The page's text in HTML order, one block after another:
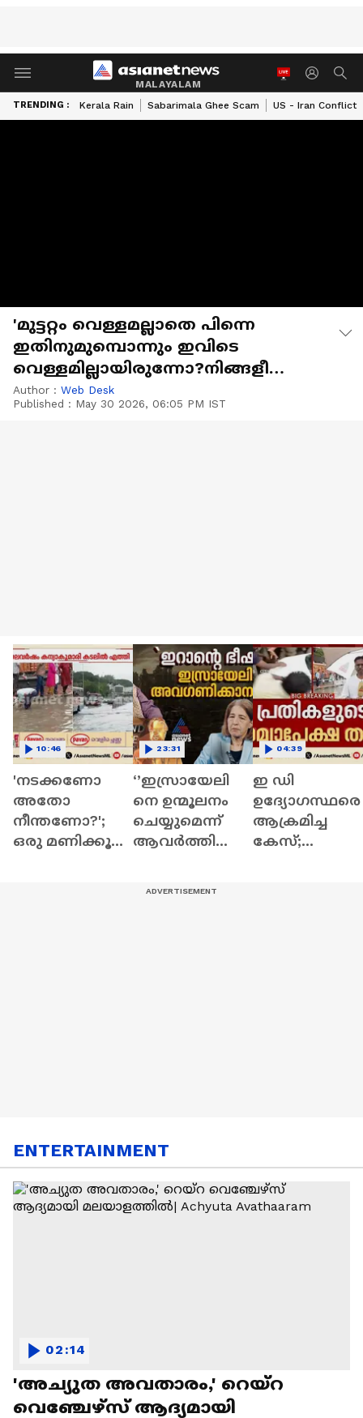
MALAYALAM
TRENDING : Kerala Rain Sabarimala Ghee Scam US - Iran Conflict
'മുട്ടറ്റം വെള്ളമല്ലാതെ പിന്നെ
ഇതിനുമുമ്പൊന്നും ഇവിടെ
വെള്ളമില്ലായിരുന്നോ?നിങ്ങളീ
ലോകത്തൊന്നും അല്ല'
Author : Web Desk
Published : May 30 2026, 06:05 PM IST
'നടക്കണോ
അതോ
നീന്തണോ?';
ഒരു മണിക്കൂര്‍
10:46
‘’ഇസ്രായേലി
നെ ഉന്മൂലനം
ചെയ്യുമെന്ന്
ആവര്‍ത്തിക്കു
23:31
ഇ ഡി
ഉദ്യോഗസ്ഥരെ
ആക്രമിച്ച
കേസ്;
04:39
ENTERTAINMENT
'അച്യുത അവതാരം,' റെയ്റ
വെഞ്ചേഴ്‌സ് ആദ്യമായി
02:14